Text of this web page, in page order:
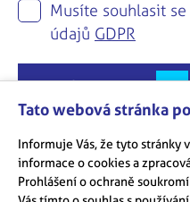
Musíte souhlasit
údajů GDPR
Zaregistrovat se
Tato webová stránka
Informuje Vás, že tyto stránky
informace o cookies a
Prohlášení o ochraně